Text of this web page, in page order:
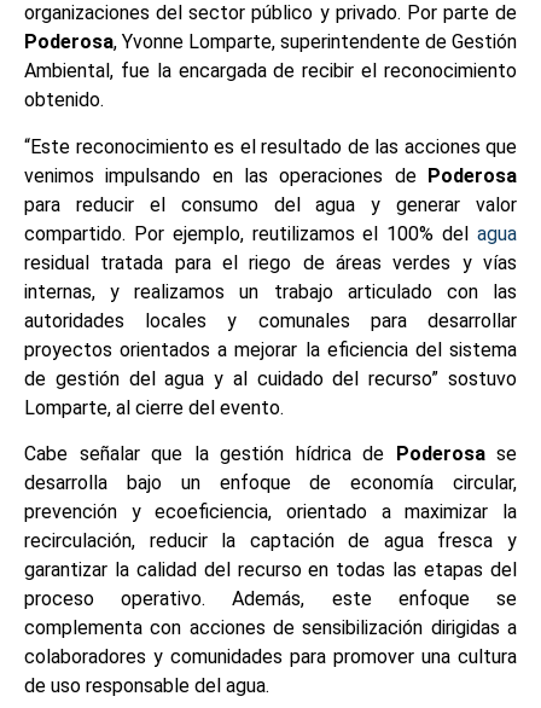
organizaciones del sector público y privado. Por parte de
Poderosa, Yvonne Lomparte, superintendente de Gestión
Ambiental, fue la encargada de recibir el reconocimiento
obtenido.
“Este reconocimiento es el resultado de las acciones que
venimos impulsando en las operaciones de Poderosa
para reducir el consumo del agua y generar valor
compartido. Por ejemplo, reutilizamos el 100% del agua
residual tratada para el riego de áreas verdes y vías
internas, y realizamos un trabajo articulado con las
autoridades locales y comunales para desarrollar
proyectos orientados a mejorar la eficiencia del sistema
de gestión del agua y al cuidado del recurso” sostuvo
Lomparte, al cierre del evento.
Cabe señalar que la gestión hídrica de Poderosase
desarrolla bajo un enfoque de economía circular,
prevención y ecoeficiencia, orientado a maximizar la
recirculación, reducir la captación de agua fresca y
garantizar la calidad del recurso en todas las etapas del
proceso operativo. Además, este enfoque se
complementa con acciones de sensibilización dirigidas a
colaboradores y comunidades para promover una cultura
de uso responsable del agua.